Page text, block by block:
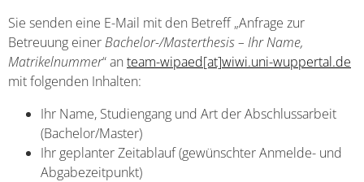
Sie senden eine E-Mail mit den Betreff „Anfrage zur
Betreuung einerBachelor-/Masterthesis – Ihr Name,
Matrikelnummer“ an team-wipaed[at]wiwi.uni-wuppertal.de
mit folgenden Inhalten:
Ihr Name, Studiengang und Art der Abschlussarbeit
(Bachelor/Master)
Ihr geplanter Zeitablauf (gewünschter Anmelde- und
Abgabezeitpunkt)